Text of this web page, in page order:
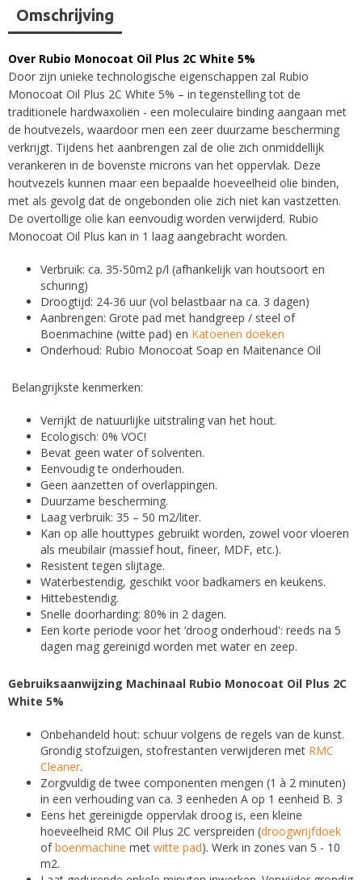
Omschrijving
Over Rubio Monocoat Oil Plus 2C White 5%
Door zijn unieke technologische eigenschappen zal Rubio
Monocoat Oil Plus 2C White 5% – in tegenstelling tot de
traditionele hardwaxoliën - een moleculaire binding aangaan met
de houtvezels, waardoor men een zeer duurzame bescherming
verkrijgt. Tijdens het aanbrengen zal de olie zich onmiddellijk
verankeren in de bovenste microns van het oppervlak. Deze
houtvezels kunnen maar een bepaalde hoeveelheid olie binden,
met als gevolg dat de ongebonden olie zich niet kan vastzetten.
De overtollige olie kan eenvoudig worden verwijderd. Rubio
Monocoat Oil Plus kan in 1 laag aangebracht worden.
Verbruik: ca. 35-50m2 p/l (afhankelijk van houtsoort en
schuring)
Droogtijd: 24-36 uur (vol belastbaar na ca. 3 dagen)
Aanbrengen: Grote pad met handgreep / steel of
Boenmachine (witte pad) en Katoenen doeken
Onderhoud: Rubio Monocoat Soap en Maitenance Oil
Belangrijkste kenmerken:
Verrijkt de natuurlijke uitstraling van het hout.
Ecologisch: 0% VOC!
Bevat geen water of solventen.
Eenvoudig te onderhouden.
Geen aanzetten of overlappingen.
Duurzame bescherming.
Laag verbruik: 35 – 50 m2/liter.
Kan op alle houttypes gebruikt worden, zowel voor vloeren
als meubilair (massief hout, fineer, MDF, etc.).
Resistent tegen slijtage.
Waterbestendig, geschikt voor badkamers en keukens.
Hittebestendig.
Snelle doorharding: 80% in 2 dagen.
Een korte periode voor het ‘droog onderhoud': reeds na 5
dagen mag gereinigd worden met water en zeep.
Gebruiksaanwijzing Machinaal Rubio Monocoat Oil Plus 2C
White 5%
Onbehandeld hout: schuur volgens de regels van de kunst.
Grondig stofzuigen, stofrestanten verwijderen met RMC
Cleaner.
Zorgvuldig de twee componenten mengen (1 à 2 minuten)
in een verhouding van ca. 3 eenheden A op 1 eenheid B. 3
Eens het gereinigde oppervlak droog is, een kleine
hoeveelheid RMC Oil Plus 2C verspreiden (droogwrijfdoek
ofboenmachine met witte pad). Werk in zones van 5 - 10
m2.